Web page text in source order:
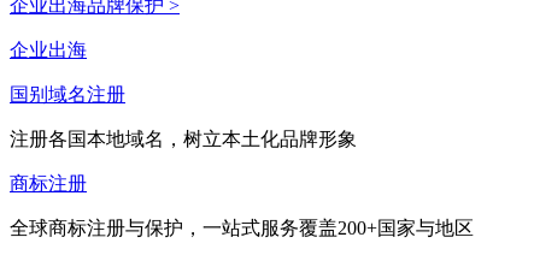
企业出海品牌保护 >
企业出海
国别域名注册
注册各国本地域名，树立本土化品牌形象
商标注册
全球商标注册与保护，一站式服务覆盖200+国家与地区